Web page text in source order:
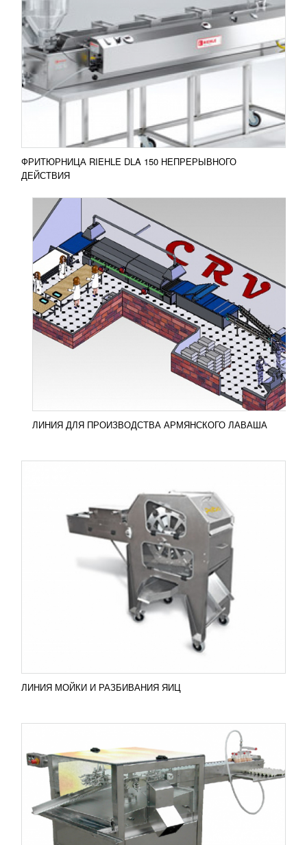
ФРИТЮРНИЦА RIEHLE DLA 150 НЕПРЕРЫВНОГО
ДЕЙСТВИЯ
ЛИНИЯ ДЛЯ ПРОИЗВОДСТВА
АРМЯНСКОГО ЛАВАША
9 859 550RUB
Линия для производства армянского лаваша
Составляющие линии для производства
армянского лаваша: Машина для тонкой раскатки
теста...
Добавить в сравнение
ЛИНИЯ ДЛЯ ПРОИЗВОДСТВА АРМЯНСКОГО ЛАВАША
ЛИНИЯ МОЙКИ И РАЗБИВАНИЯ ЯИЦ
УЗНАТЬ ЦЕНУ
Линия мойки и разбивания яиц Составляющие
линии: Устройтсво MICRO25 используется в линии
для разбивания яйца, а также для разделения...
Добавить в сравнение
ЛИНИЯ МОЙКИ И РАЗБИВАНИЯ ЯИЦ
РАЗБАВИТЕЛЬ ДЛЯ ЯИЦ BS 5
УЗНАТЬ ЦЕНУ
Разбавитель для яиц BS 5 Модель не требует
вмешательство оператора для загрузки яиц, за
нее это все делает в вакуумный загрузчик,
Добавить в сравнение
ПЛАНЕТАРНЫЙ МИКСЕР CRV PM 80
325 683RUB